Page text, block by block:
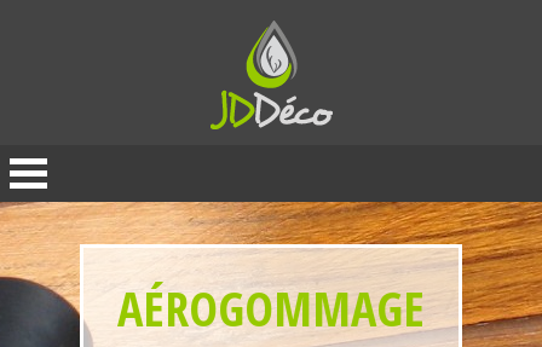
AÉROGOMMAGE